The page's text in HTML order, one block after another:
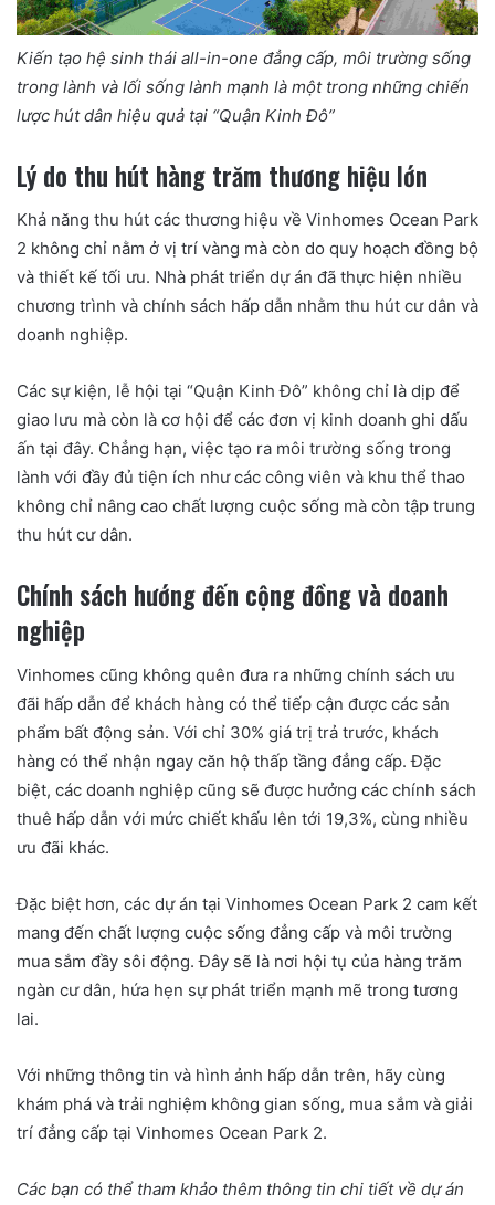
Kiến tạo hệ sinh thái all-in-one đẳng cấp, môi trường sống
trong lành và lối sống lành mạnh là một trong những chiến
lược hút dân hiệu quả tại “Quận Kinh Đô”
Lý do thu hút hàng trăm thương hiệu lớn
Khả năng thu hút các thương hiệu về Vinhomes Ocean Park
2 không chỉ nằm ở vị trí vàng mà còn do quy hoạch đồng bộ
và thiết kế tối ưu. Nhà phát triển dự án đã thực hiện nhiều
chương trình và chính sách hấp dẫn nhằm thu hút cư dân và
doanh nghiệp.
Các sự kiện, lễ hội tại “Quận Kinh Đô” không chỉ là dịp để
giao lưu mà còn là cơ hội để các đơn vị kinh doanh ghi dấu
ấn tại đây. Chẳng hạn, việc tạo ra môi trường sống trong
lành với đầy đủ tiện ích như các công viên và khu thể thao
không chỉ nâng cao chất lượng cuộc sống mà còn tập trung
thu hút cư dân.
Chính sách hướng đến cộng đồng và doanh
nghiệp
Vinhomes cũng không quên đưa ra những chính sách ưu
đãi hấp dẫn để khách hàng có thể tiếp cận được các sản
phẩm bất động sản. Với chỉ 30% giá trị trả trước, khách
hàng có thể nhận ngay căn hộ thấp tầng đẳng cấp. Đặc
biệt, các doanh nghiệp cũng sẽ được hưởng các chính sách
thuê hấp dẫn với mức chiết khấu lên tới 19,3%, cùng nhiều
ưu đãi khác.
Đặc biệt hơn, các dự án tại Vinhomes Ocean Park 2 cam kết
mang đến chất lượng cuộc sống đẳng cấp và môi trường
mua sắm đầy sôi động. Đây sẽ là nơi hội tụ của hàng trăm
ngàn cư dân, hứa hẹn sự phát triển mạnh mẽ trong tương
lai.
Với những thông tin và hình ảnh hấp dẫn trên, hãy cùng
khám phá và trải nghiệm không gian sống, mua sắm và giải
trí đẳng cấp tại Vinhomes Ocean Park 2.
Các bạn có thể tham khảo thêm thông tin chi tiết về dự án